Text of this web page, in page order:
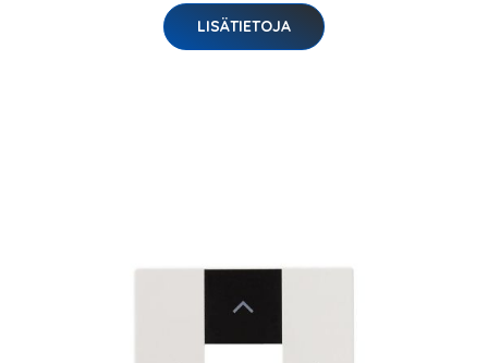
LISÄTIETOJA